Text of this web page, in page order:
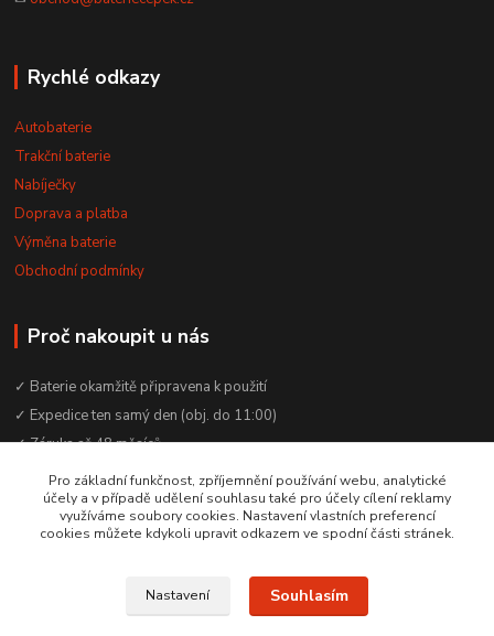
Rychlé odkazy
Autobaterie
Trakční baterie
Nabíječky
Doprava a platba
Výměna baterie
Obchodní podmínky
Proč nakoupit u nás
✓ Baterie okamžitě připravena k použití
✓ Expedice ten samý den (obj. do 11:00)
✓ Záruka až 48 měsíců
✓ Odborné poradenství zdarma
✓ Česká rodinná firma od 2012
✓ YouTube kanál s návody a testy baterií
Pro základní funkčnost, zpříjemnění používání webu, analytické
účely a v případě udělení souhlasu také pro účely cílení reklamy
využíváme soubory cookies. Nastavení vlastních preferencí
cookies můžete kdykoli upravit odkazem ve spodní části stránek.
Nastavení Souhlasím